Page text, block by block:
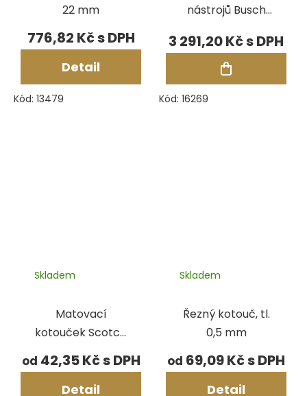
22 mm
776,82 Kč
Detail
Kód: 13479
nástrojů Busch
3 291,20 Kč
Kód: 16269
Matovací
kotouček Scotch
Brite
Skladem
od 42,35 Kč
Detail
Řezný kotouč, tl.
0,5 mm
Skladem
od 69,09 Kč
Detail